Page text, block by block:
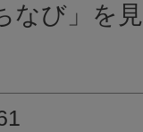
なび」を